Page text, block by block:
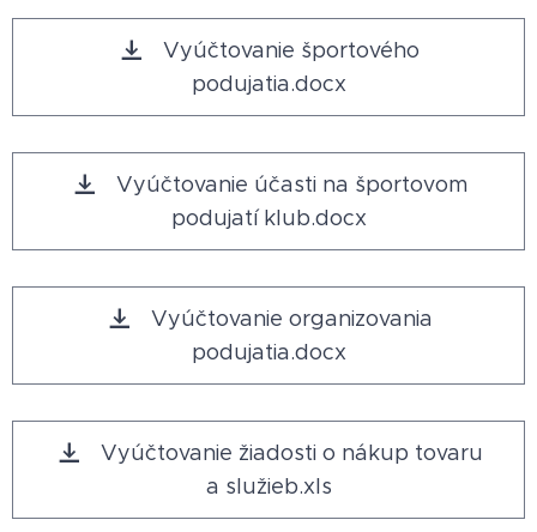
Vyúčtovanie športového
podujatia.docx
Vyúčtovanie účasti na športovom
podujatí klub.docx
Vyúčtovanie organizovania
podujatia.docx
Vyúčtovanie žiadosti o nákup tovaru
a služieb.xls